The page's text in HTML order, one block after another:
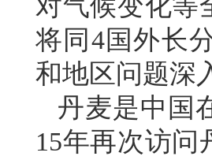
对气候变化等
将同4国外长
和地区问题深
丹麦是中国
15年再次访